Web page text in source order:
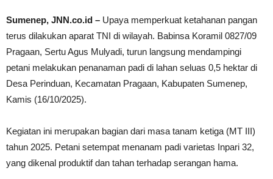
Sumenep, JNN.co.id – Upaya memperkuat ketahanan pangan
terus dilakukan aparat TNI di wilayah. Babinsa Koramil 0827/09
Pragaan, Sertu Agus Mulyadi, turun langsung mendampingi
petani melakukan penanaman padi di lahan seluas 0,5 hektar di
Desa Perinduan, Kecamatan Pragaan, Kabupaten Sumenep,
Kamis (16/10/2025).
Kegiatan ini merupakan bagian dari masa tanam ketiga (MT III)
tahun 2025. Petani setempat menanam padi varietas Inpari 32,
yang dikenal produktif dan tahan terhadap serangan hama.